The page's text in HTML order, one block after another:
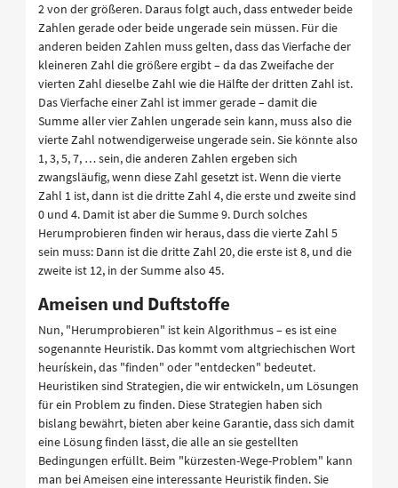
2 von der größeren. Daraus folgt auch, dass entweder beide
Zahlen gerade oder beide ungerade sein müssen. Für die
anderen beiden Zahlen muss gelten, dass das Vierfache der
kleineren Zahl die größere ergibt – da das Zweifache der
vierten Zahl dieselbe Zahl wie die Hälfte der dritten Zahl ist.
Das Vierfache einer Zahl ist immer gerade – damit die
Summe aller vier Zahlen ungerade sein kann, muss also die
vierte Zahl notwendigerweise ungerade sein. Sie könnte also
1, 3, 5, 7, … sein, die anderen Zahlen ergeben sich
zwangsläufig, wenn diese Zahl gesetzt ist. Wenn die vierte
Zahl 1 ist, dann ist die dritte Zahl 4, die erste und zweite sind
0 und 4. Damit ist aber die Summe 9. Durch solches
Herumprobieren finden wir heraus, dass die vierte Zahl 5
sein muss: Dann ist die dritte Zahl 20, die erste ist 8, und die
zweite ist 12, in der Summe also 45.
Ameisen und Duftstoffe
Nun, "Herumprobieren" ist kein Algorithmus – es ist eine
sogenannte Heuristik. Das kommt vom altgriechischen Wort
heurískein, das "finden" oder "entdecken" bedeutet.
Heuristiken sind Strategien, die wir entwickeln, um Lösungen
für ein Problem zu finden. Diese Strategien haben sich
bislang bewährt, bieten aber keine Garantie, dass sich damit
eine Lösung finden lässt, die alle an sie gestellten
Bedingungen erfüllt. Beim "kürzesten-Wege-Problem" kann
man bei Ameisen eine interessante Heuristik finden. Sie